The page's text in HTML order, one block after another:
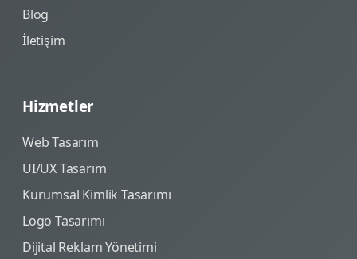
Blog
İletişim
Hizmetler
Web Tasarım
UI/UX Tasarım
Kurumsal Kimlik Tasarımı
Logo Tasarımı
Dijital Reklam Yönetimi